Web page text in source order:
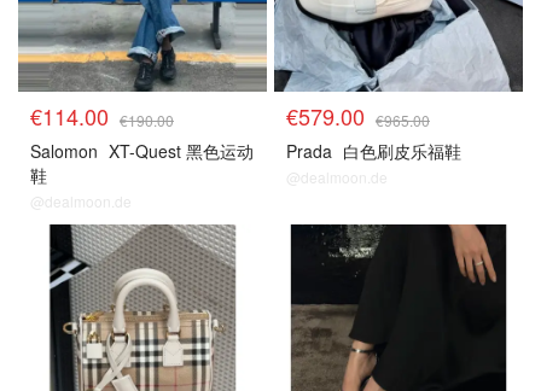
€114.00 €190.00
Salomon XT-Quest 黑色运动
鞋
@dealmoon.de
€579.00 €965.00
Prada 白色刷皮乐福鞋
@dealmoon.de